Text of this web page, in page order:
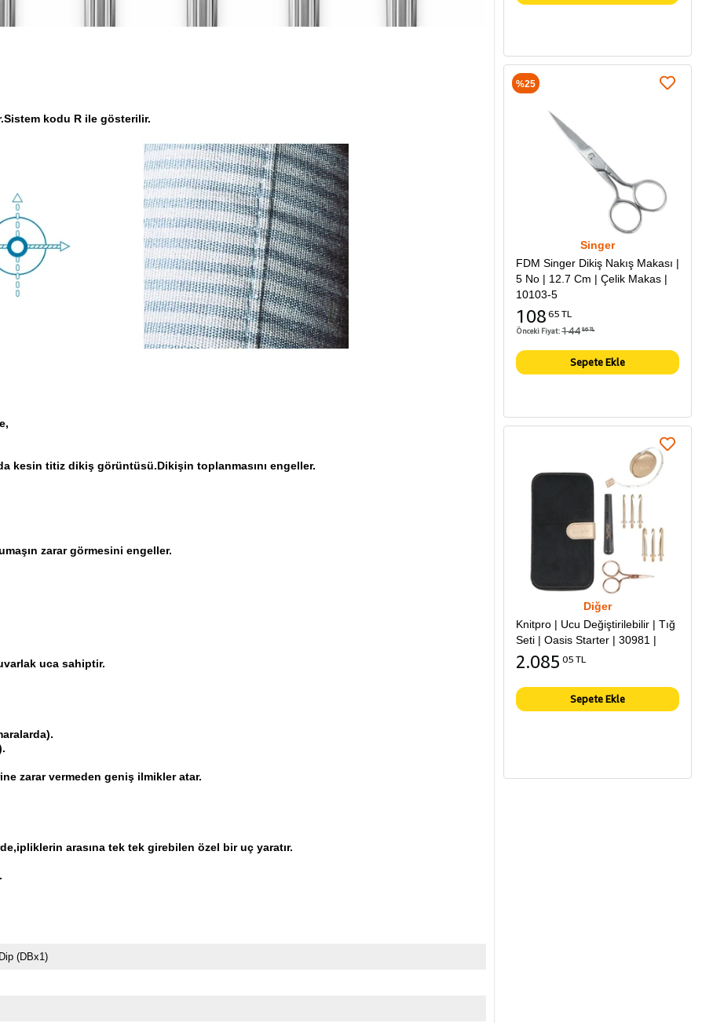
kodu R ile gösterilir.
kesin titiz dikiş görüntüsü.Dikişin toplanmasını engeller.
zarar görmesini engeller.
uca sahiptir.
zarar vermeden geniş ilmikler atar.
arasına tek tek girebilen özel bir uç yaratır.
(DBx1)
Singer
FDM Singer Dikiş Nakış Makası |
5 No | 12.7 Cm | Çelik Makas |
10103-5
108 65 TL
Önceki Fiyat:144 86 TL
Sepete Ekle
%25
Diğer
Knitpro | Ucu Değiştirilebilir | Tığ
Seti | Oasis Starter | 30981 |
2.085 05 TL
Sepete Ekle